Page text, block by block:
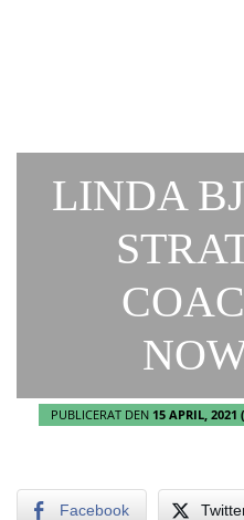
LINDA
PUBLICERAT DEN 15 APRIL, 2021
Facebook